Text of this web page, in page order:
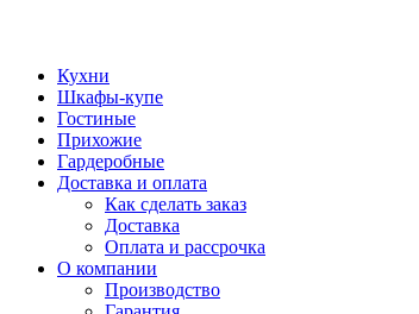
Кухни
Шкафы-купе
Гостиные
Прихожие
Гардеробные
Доставка и оплата
Как сделать заказ
Доставка
Оплата и рассрочка
О компании
Производство